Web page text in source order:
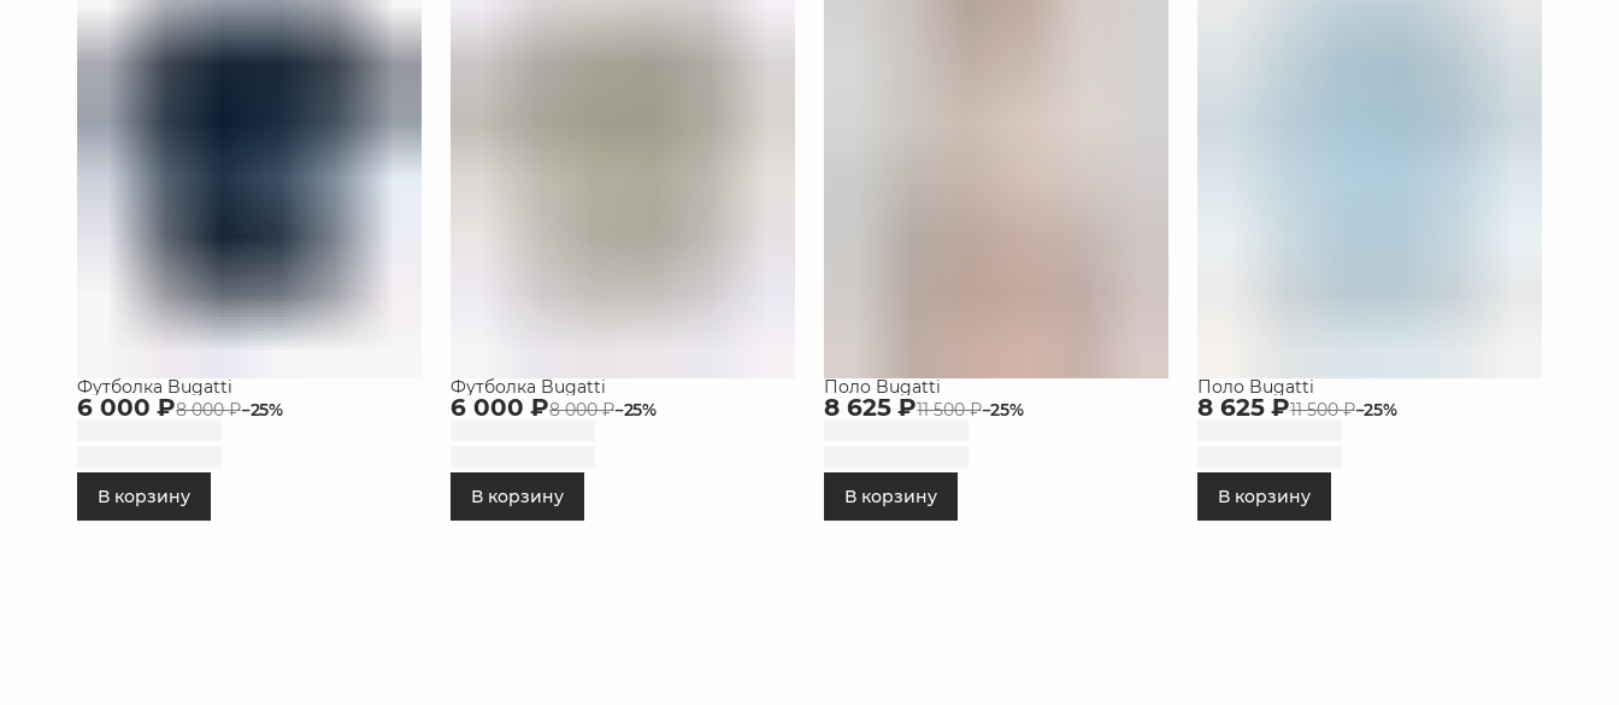
Футболка Bugatti
6 000 ₽8 000 ₽−25%
В корзину
Футболка Bugatti
6 000 ₽8 000 ₽−25%
В корзину
Поло Bugatti
8 625 ₽11 500 ₽−25%
В корзину
Поло Bugatti
8 625 ₽11 500 ₽−25%
В корзину